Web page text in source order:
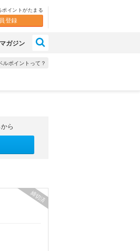
イントがたまる
登録
ガジン
ルポイントって？
ら
締切済